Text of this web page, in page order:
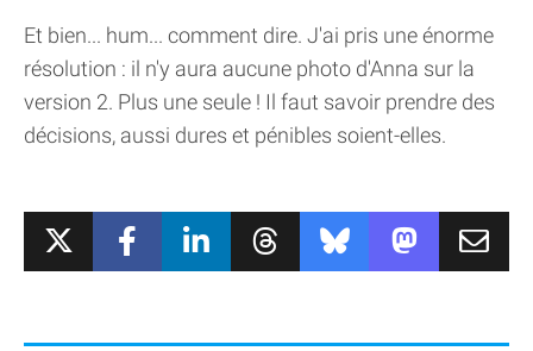
Et bien... hum... comment dire. J'ai pris une énorme
résolution : il n'y aura aucune photo d'Anna sur la
version 2. Plus une seule ! Il faut savoir prendre des
décisions, aussi dures et pénibles soient-elles.